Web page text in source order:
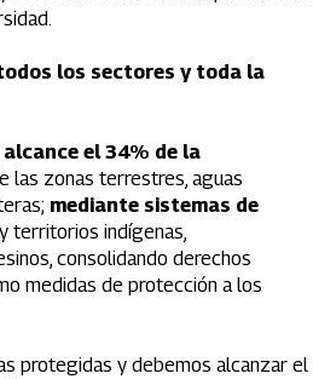
los sectores y toda la
el 34% de la
las zonas terrestres, aguas
mediante sistemas de
y territorios indígenas,
consolidando derechos
medidas de protección a los
protegidas y debemos alcanzar el